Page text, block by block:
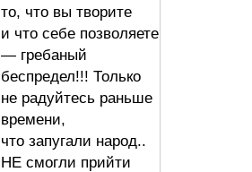
то, что вы творите
и что себе позволяете
— гребаный
беспредел!!! Только
не радуйтесь раньше
времени,
что запугали народ..
НЕ смогли прийти